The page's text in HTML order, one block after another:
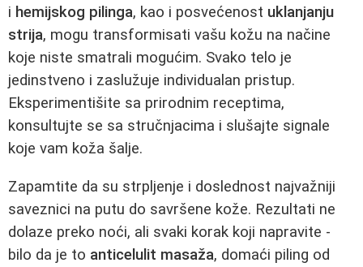
i hemijskog pilinga, kao i posvećenost uklanjanju
strija, mogu transformisati vašu kožu na načine
koje niste smatrali mogućim. Svako telo je
jedinstveno i zaslužuje individualan pristup.
Eksperimentišite sa prirodnim receptima,
konsultujte se sa stručnjacima i slušajte signale
koje vam koža šalje.
Zapamtite da su strpljenje i doslednost najvažniji
saveznici na putu do savršene kože. Rezultati ne
dolaze preko noći, ali svaki korak koji napravite -
bilo da je to anticelulit masaža, domaći piling od